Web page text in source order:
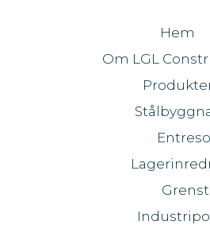
Hem
Om LGL
Entresol